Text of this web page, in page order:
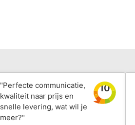
"Perfecte communicatie,
kwaliteit naar prijs en
snelle levering, wat wil je
meer?"
10